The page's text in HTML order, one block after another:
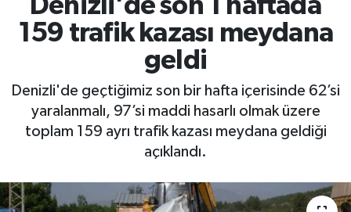
Denizli'de son 1 haftada
159 trafik kazası meydana
geldi
Denizli'de geçtiğimiz son bir hafta içerisinde 62’si
yaralanmalı, 97’si maddi hasarlı olmak üzere
toplam 159 ayrı trafik kazası meydana geldiği
açıklandı.
Tüm Manşetler
Son Dakika Haberleri
Haber Arşivi